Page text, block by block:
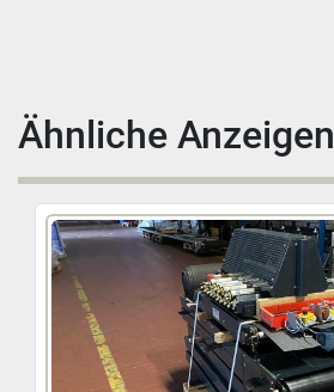
Ähnliche Anzeigen